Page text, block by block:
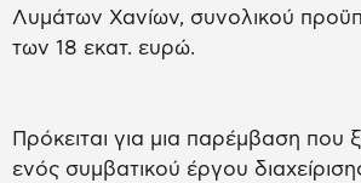
Λυμάτων Χανίων, συνολικού
των 18 εκατ. ευρώ.
Πρόκειται για μια παρέμβαση που
ενός συμβατικού έργου